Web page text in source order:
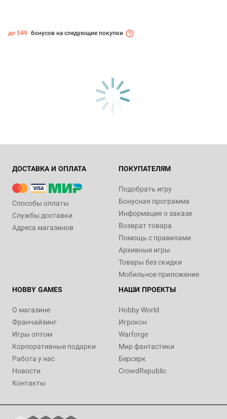
до 549 бонусов на следующие покупки
ДОСТАВКА И ОПЛАТА
Способы оплаты
Службы доставки
Адреса магазинов
ПОКУПАТЕЛЯМ
Подобрать игру
Бонусная программа
Информация о заказе
Возврат товара
Помощь с правилами
Архивные игры
Товары без скидки
Мобильное приложение
HOBBY GAMES
О магазине
Франчайзинг
Игры оптом
Корпоративные подарки
Работа у нас
Новости
Контакты
НАШИ ПРОЕКТЫ
Hobby World
Игрокон
Warforge
Мир фантастики
Берсерк
CrowdRepublic